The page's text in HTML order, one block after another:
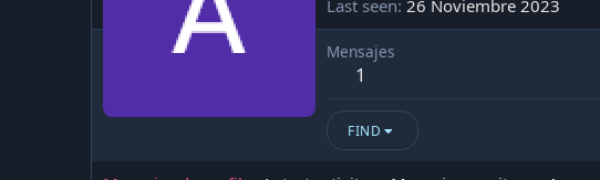
Last seen 26 Noviembre 2023
Mensajes
1
FIND